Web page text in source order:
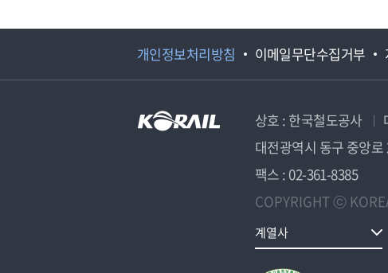
개인정보처리방침 이메일무단수집거부
상호 : 한국철도공사
대전광역시 동구 중앙로
팩스 : 02-361-8385
COPYRIGHT ⓒ
계열사